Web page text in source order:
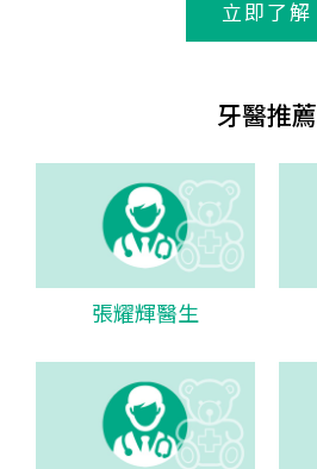
立即了解
牙醫推薦
張耀輝醫生